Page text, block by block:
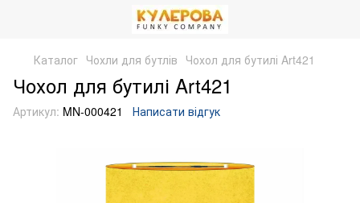
Каталог Чохли для бутлів Чохол для бутилі Art421
Чохол для бутилі Art421
Артикул: MN-000421 Написати відгук